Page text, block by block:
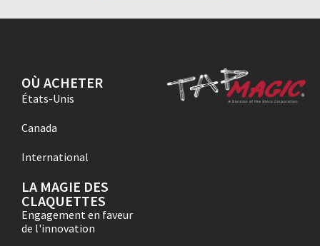
OÙ ACHETER
États-Unis
Canada
International
LA MAGIE DES
CLAQUETTES
Engagement en faveur
de l'innovation